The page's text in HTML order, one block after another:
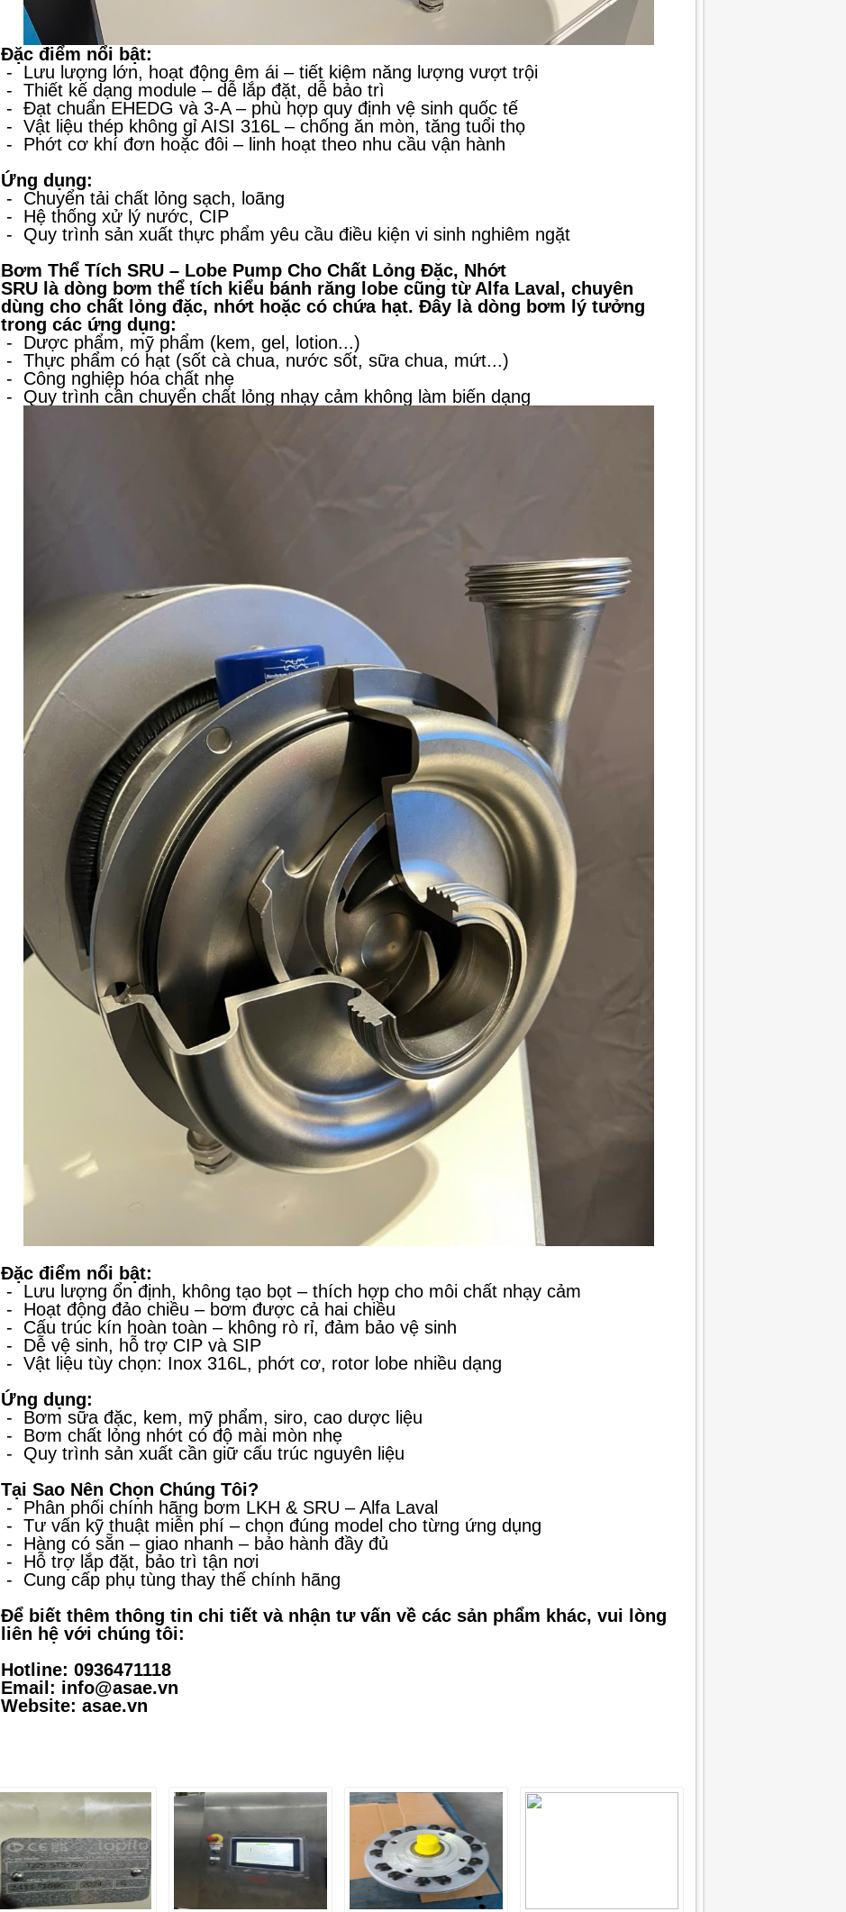
Đặc điểm nổi bật:
- Lưu lượng lớn, hoạt động êm ái – tiết kiệm năng lượng vượt trội
- Thiết kế dạng module – dễ lắp đặt, dễ bảo trì
- Đạt chuẩn EHEDG và 3-A – phù hợp quy định vệ sinh quốc tế
- Vật liệu thép không gỉ AISI 316L – chống ăn mòn, tăng tuổi thọ
- Phớt cơ khí đơn hoặc đôi – linh hoạt theo nhu cầu vận hành
Ứng dụng:
- Chuyển tải chất lỏng sạch, loãng
- Hệ thống xử lý nước, CIP
- Quy trình sản xuất thực phẩm yêu cầu điều kiện vi sinh nghiêm ngặt
Bơm Thể Tích SRU – Lobe Pump Cho Chất Lỏng Đặc, Nhớt
SRU là dòng bơm thể tích kiểu bánh răng lobe cũng từ Alfa Laval, chuyên
dùng cho chất lỏng đặc, nhớt hoặc có chứa hạt. Đây là dòng bơm lý tưởng
trong các ứng dụng:
- Dược phẩm, mỹ phẩm (kem, gel, lotion...)
- Thực phẩm có hạt (sốt cà chua, nước sốt, sữa chua, mứt...)
- Công nghiệp hóa chất nhẹ
- Quy trình cần chuyển chất lỏng nhạy cảm không làm biến dạng
Đặc điểm nổi bật:
- Lưu lượng ổn định, không tạo bọt – thích hợp cho môi chất nhạy cảm
- Hoạt động đảo chiều – bơm được cả hai chiều
- Cấu trúc kín hoàn toàn – không rò rỉ, đảm bảo vệ sinh
- Dễ vệ sinh, hỗ trợ CIP và SIP
- Vật liệu tùy chọn: Inox 316L, phớt cơ, rotor lobe nhiều dạng
Ứng dụng:
- Bơm sữa đặc, kem, mỹ phẩm, siro, cao dược liệu
- Bơm chất lỏng nhớt có độ mài mòn nhẹ
- Quy trình sản xuất cần giữ cấu trúc nguyên liệu
Tại Sao Nên Chọn Chúng Tôi?
- Phân phối chính hãng bơm LKH & SRU – Alfa Laval
- Tư vấn kỹ thuật miễn phí – chọn đúng model cho từng ứng dụng
- Hàng có sẵn – giao nhanh – bảo hành đầy đủ
- Hỗ trợ lắp đặt, bảo trì tận nơi
- Cung cấp phụ tùng thay thế chính hãng
Để biết thêm thông tin chi tiết và nhận tư vấn về các sản phẩm khác, vui lòng
liên hệ với chúng tôi:
Hotline: 0936471118
Email: info@asae.vn
Website: asae.vn